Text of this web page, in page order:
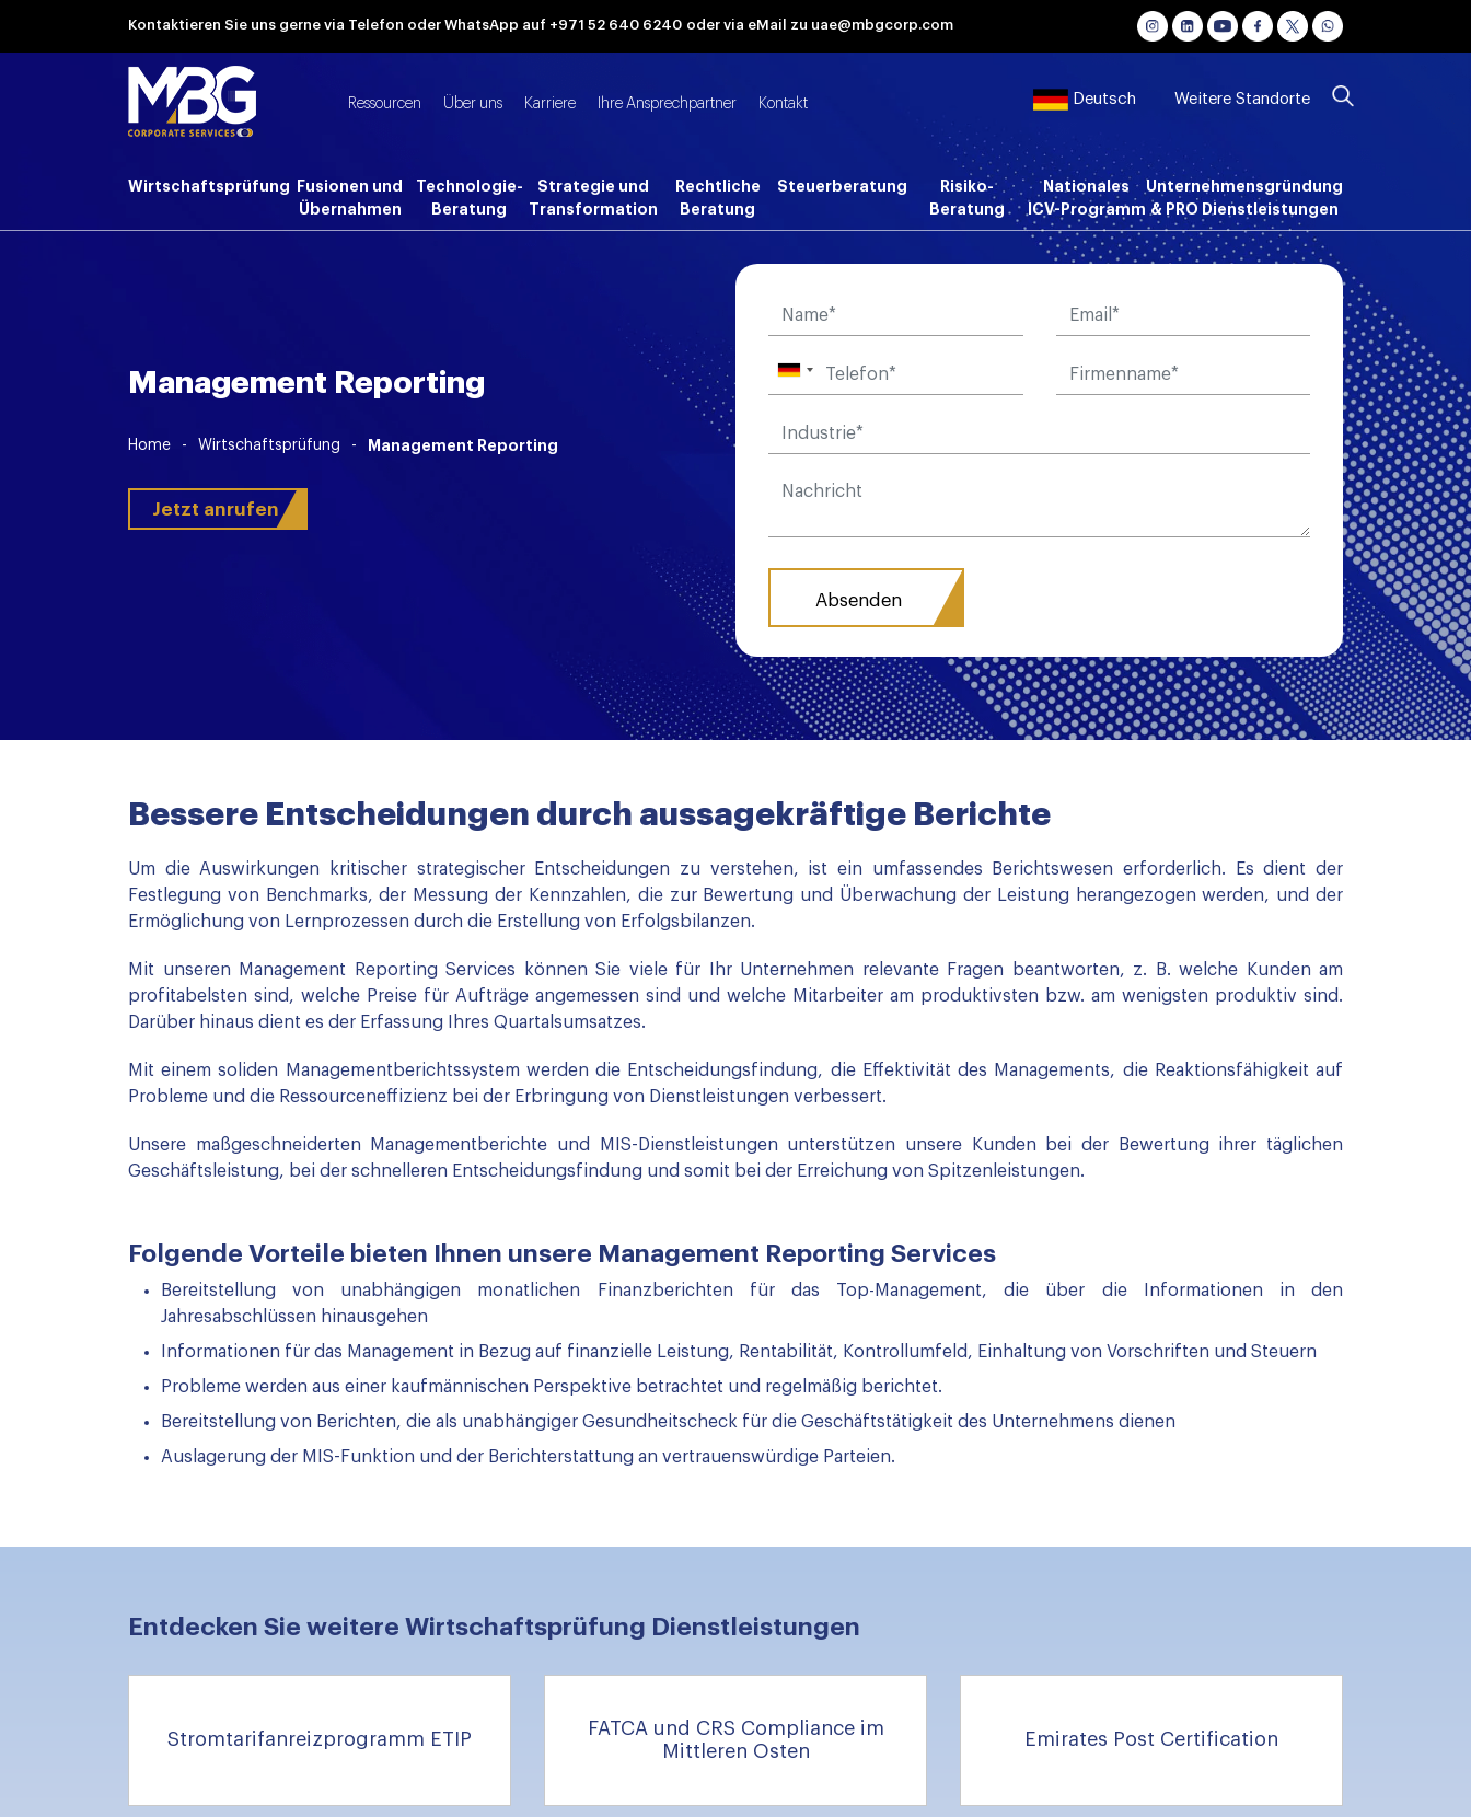
Kontaktieren Sie uns gerne via Telefon oder WhatsApp auf +971 52 640 6240 oder via eMail zu uae@mbgcorp.com
Ressourcen Über uns Karriere Ihre Ansprechpartner Kontakt Deutsch Weitere Standorte
Wirtschaftsprüfung
Fusionen und
Übernahmen
Technologie-
Beratung
Strategie und
Transformation
Rechtliche
Beratung
Steuerberatung
Risiko-
Beratung
Nationales
ICV-Programm
Unternehmensgründung
& PRO Dienstleistungen
Management Reporting
Home - Wirtschaftsprüfung - Management Reporting
Jetzt anrufen
Bessere Entscheidungen durch aussagekräftige Berichte
Um die Auswirkungen kritischer strategischer Entscheidungen zu verstehen, ist ein umfassendes Berichtswesen erforderlich. Es dient der
Festlegung von Benchmarks, der Messung der Kennzahlen, die zur Bewertung und Überwachung der Leistung herangezogen werden, und der
Ermöglichung von Lernprozessen durch die Erstellung von Erfolgsbilanzen.
Mit unseren Management Reporting Services können Sie viele für Ihr Unternehmen relevante Fragen beantworten, z. B. welche Kunden am
profitabelsten sind, welche Preise für Aufträge angemessen sind und welche Mitarbeiter am produktivsten bzw. am wenigsten produktiv sind.
Darüber hinaus dient es der Erfassung Ihres Quartalsumsatzes.
Mit einem soliden Managementberichtssystem werden die Entscheidungsfindung, die Effektivität des Managements, die Reaktionsfähigkeit auf
Probleme und die Ressourceneffizienz bei der Erbringung von Dienstleistungen verbessert.
Unsere maßgeschneiderten Managementberichte und MIS-Dienstleistungen unterstützen unsere Kunden bei der Bewertung ihrer täglichen
Geschäftsleistung, bei der schnelleren Entscheidungsfindung und somit bei der Erreichung von Spitzenleistungen.
Folgende Vorteile bieten Ihnen unsere Management Reporting Services
Bereitstellung von unabhängigen monatlichen Finanzberichten für das Top-Management, die über die Informationen in den
Jahresabschlüssen hinausgehen
Informationen für das Management in Bezug auf finanzielle Leistung, Rentabilität, Kontrollumfeld, Einhaltung von Vorschriften und Steuern
Probleme werden aus einer kaufmännischen Perspektive betrachtet und regelmäßig berichtet.
Bereitstellung von Berichten, die als unabhängiger Gesundheitscheck für die Geschäftstätigkeit des Unternehmens dienen
Auslagerung der MIS-Funktion und der Berichterstattung an vertrauenswürdige Parteien.
Entdecken Sie weitere Wirtschaftsprüfung Dienstleistungen
Stromtarifanreizprogramm ETIP
FATCA und CRS Compliance im
Mittleren Osten
Emirates Post Certification